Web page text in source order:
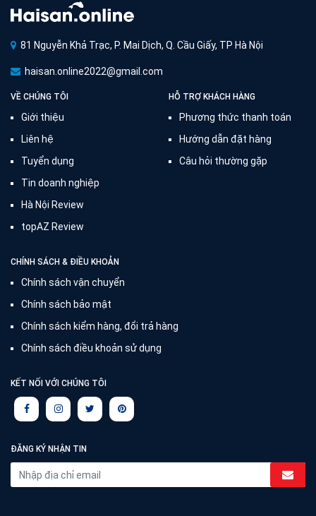
81 Nguyễn Khả Trạc, P. Mai Dịch, Q. Cầu Giấy, TP Hà Nội
haisan.online2022@gmail.com
VỀ CHÚNG TÔI
Giới thiệu
Liên hệ
Tuyển dụng
Tin doanh nghiệp
Hà Nội Review
topAZ Review
HỖ TRỢ KHÁCH HÀNG
Phương thức thanh toán
Hướng dẫn đặt hàng
Câu hỏi thường gặp
CHÍNH SÁCH & ĐIỀU KHOẢN
Chính sách vận chuyển
Chính sách bảo mật
Chính sách kiểm hàng, đổi trả hàng
Chính sách điều khoản sử dụng
KẾT NỐI VỚI CHÚNG TÔI
ĐĂNG KÝ NHẬN TIN